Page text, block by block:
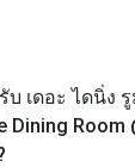
เสาร์: 12:00-
บาท
, 30% = 942 บ
ท
เดอะ ไดนิ่ง รู
Room